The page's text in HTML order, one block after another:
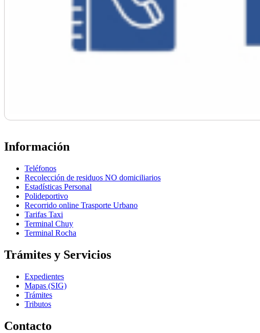
Información
Teléfonos
Recolección de residuos NO domiciliarios
Estadísticas Personal
Polideportivo
Recorrido online Trasporte Urbano
Tarifas Taxi
Terminal Chuy
Terminal Rocha
Trámites y Servicios
Expedientes
Mapas (SIG)
Trámites
Tributos
Contacto